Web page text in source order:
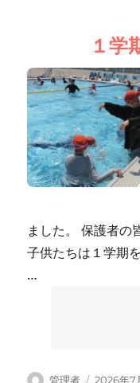
１学
ました。 保護者の
子供たちは１学期
…
投
管理者
投
2026年7